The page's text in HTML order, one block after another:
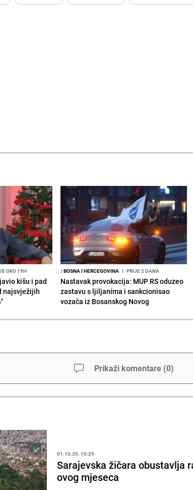
OKO 19H
kišu i pad
najsvježijih
/BOSNA I HERCEGOVINA I PRIJE 2 DANA
Nastavak provokacija: MUP RS oduzeo
zastavu s ljiljanima i sankcionisao
vozača iz Bosanskog Novog
Prikaži komentare (0)
01.10.20. 10:29
Sarajevska žičara obustavlja
ovog mjeseca